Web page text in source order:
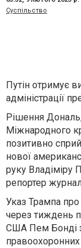
Суспільство
Путін отримує
адміністрації
Рішення
Міжнародного
позитивно
нової
руку Владіміру
репортер
Указ Трампа
через тиждень
США Пем Бонді
правоохоронних